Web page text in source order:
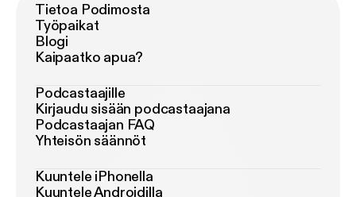
Tietoa Podimosta
Työpaikat
Blogi
Kaipaatko apua?
Podcastaajille
Kirjaudu sisään podcastaajana
Podcastaajan FAQ
Yhteisön säännöt
Kuuntele iPhonella
Kuuntele Androidilla